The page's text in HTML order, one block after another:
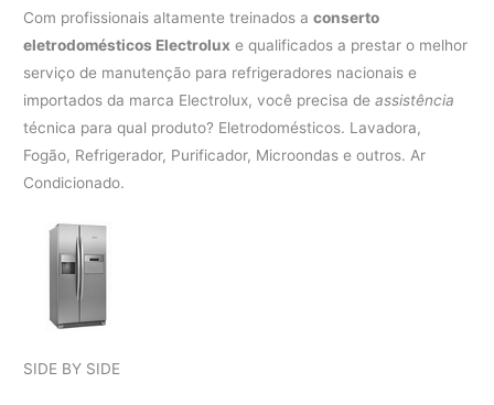
Com profissionais altamente treinados aconserto
eletrodomésticos Electrolux e qualificados a prestar o melhor
serviço de manutenção para refrigeradores nacionais e
importados da marca Electrolux, você precisa deassistência
técnica para qual produto? Eletrodomésticos. Lavadora,
Fogão, Refrigerador, Purificador, Microondas e outros. Ar
Condicionado.
SIDE BY SIDE